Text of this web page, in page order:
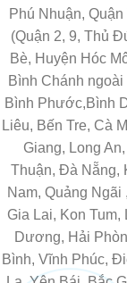
Phú Nhuận,
(Quận 2, 9, Thủ
Bè, Huyện Hóc
Bình Chánh
Bình Phước,Bình
Liêu, Bến Tre, Cà
Giang, Long
Thuận, Đà Nẵng,
Nam, Quảng
Gia Lai, Kon
Dương, Hải
Bình, Vĩnh Phúc,